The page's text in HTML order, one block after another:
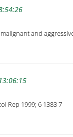
and
Rep 1999; 6 1383 7